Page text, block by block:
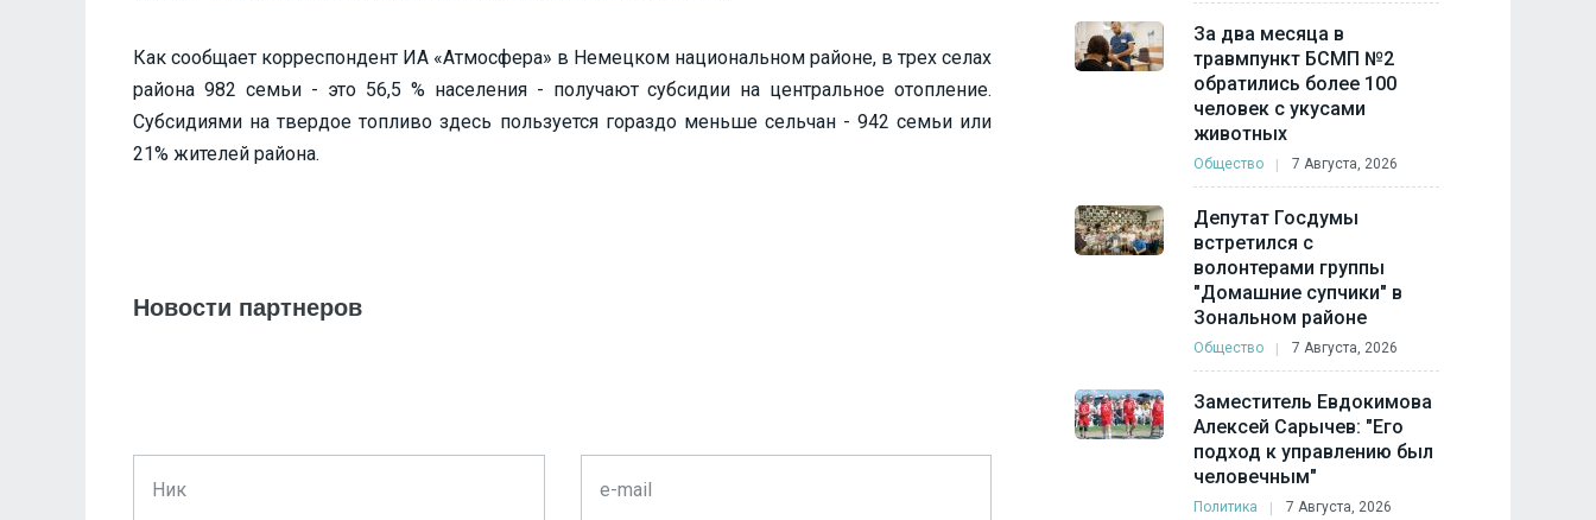
Как сообщает корреспондент ИА «Атмосфера» в Немецком национальном районе, в трех селах
района 982 семьи - это 56,5 % населения - получают субсидии на центральное отопление.
Субсидиями на твердое топливо здесь пользуется гораздо меньше сельчан - 942 семьи или
21% жителей района.
Новости партнеров
За два месяца в
травмпункт БСМП №2
обратились более 100
человек с укусами
животных
Общество 7 Августа, 2026
Депутат Госдумы
встретился с
волонтерами группы
"Домашние супчики" в
Зональном районе
Общество 7 Августа, 2026
Заместитель Евдокимова
Алексей Сарычев: "Его
подход к управлению был
человечным"
Политика 7 Августа, 2026